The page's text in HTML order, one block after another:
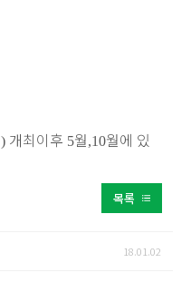
) 개최이후 5월,10월에 있
목록
18.01.02